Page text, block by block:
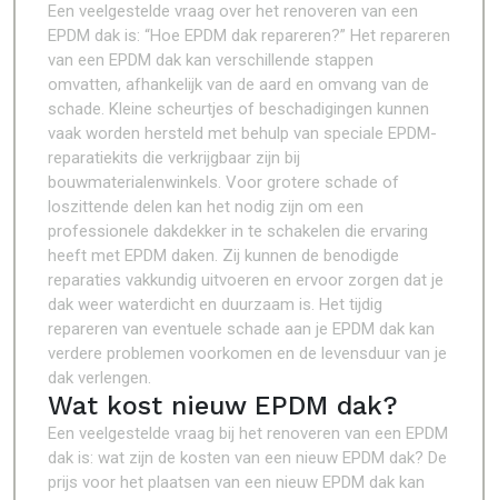
Een veelgestelde vraag over het renoveren van een
EPDM dak is: “Hoe EPDM dak repareren?” Het repareren
van een EPDM dak kan verschillende stappen
omvatten, afhankelijk van de aard en omvang van de
schade. Kleine scheurtjes of beschadigingen kunnen
vaak worden hersteld met behulp van speciale EPDM-
reparatiekits die verkrijgbaar zijn bij
bouwmaterialenwinkels. Voor grotere schade of
loszittende delen kan het nodig zijn om een
professionele dakdekker in te schakelen die ervaring
heeft met EPDM daken. Zij kunnen de benodigde
reparaties vakkundig uitvoeren en ervoor zorgen dat je
dak weer waterdicht en duurzaam is. Het tijdig
repareren van eventuele schade aan je EPDM dak kan
verdere problemen voorkomen en de levensduur van je
dak verlengen.
Wat kost nieuw EPDM dak?
Een veelgestelde vraag bij het renoveren van een EPDM
dak is: wat zijn de kosten van een nieuw EPDM dak? De
prijs voor het plaatsen van een nieuw EPDM dak kan